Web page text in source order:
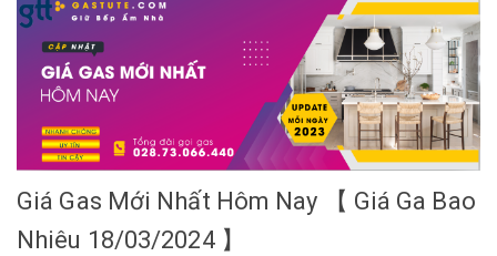
Giá Gas Mới Nhất Hôm Nay 【 Giá Ga Bao
Nhiêu 18/03/2024 】